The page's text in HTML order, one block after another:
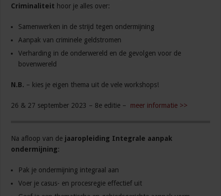
Criminaliteit hoor je alles over:
Samenwerken in de strijd tegen ondermijning
Aanpak van criminele geldstromen
Verharding in de onderwereld en de gevolgen voor de
bovenwereld
N.B. – kies je eigen thema uit de vele workshops!
26 & 27 september 2023 – 8e editie – meer informatie >>
Na afloop van de jaaropleiding Integrale aanpak
ondermijning:
Pak je ondermijning integraal aan
Voer je casus- en procesregie effectief uit